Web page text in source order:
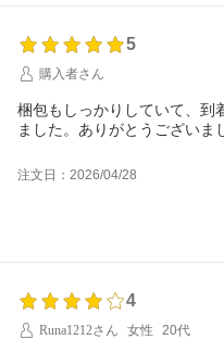
5
購入者さん
梱包もしっかりしていて、到
ました。ありがとうございま
注文日：2026/04/28
4
Runa1212さん
女性 20代